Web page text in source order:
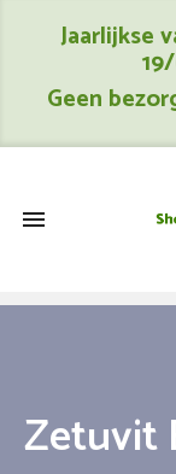
Jaarlijkse
Geen

Zetuvit